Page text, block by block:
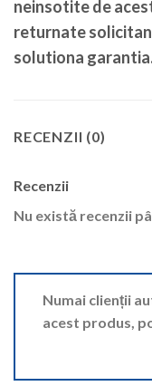
neinsotite de
returnate
solutiona
RECENZII (0)
Recenzii
Nu există recenzii
Numai clienții
acest produs,